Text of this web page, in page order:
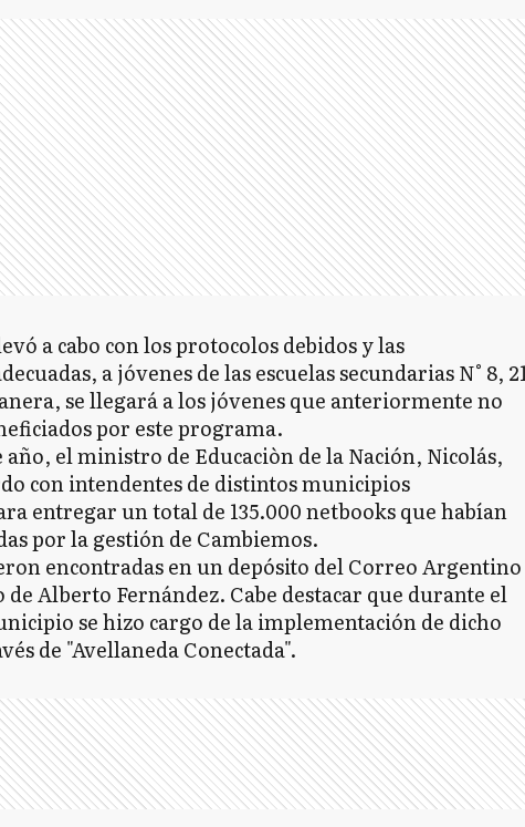
a cabo con los protocolos debidos y las
a jóvenes de las escuelas secundarias N° 8,
se llegará a los jóvenes que anteriormente no
por este programa.
año, el ministro de Educaciòn de la Nación, Nicolás,
con intendentes de distintos municipios
entregar un total de 135.000 netbooks que habían
por la gestión de Cambiemos.
encontradas en un depósito del Correo Argentino
Alberto Fernández. Cabe destacar que durante el
se hizo cargo de la implementación de dicho
de "Avellaneda Conectada".